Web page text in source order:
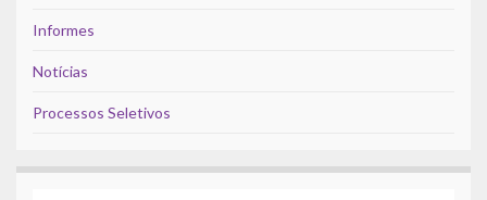
Informes
Notícias
Processos Seletivos